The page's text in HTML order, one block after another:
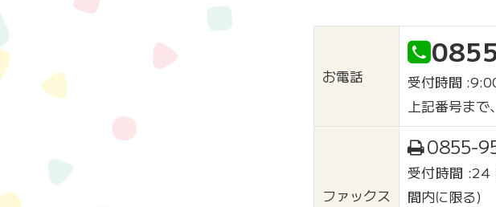
お電話
受付時間
上記番号まで
ファックス
0855-
受付時間 :24
間内に限る)